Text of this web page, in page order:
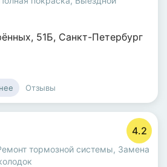
, 51Б, Санкт-Петербург
Отзывы
4.2
тормозной системы, Замена